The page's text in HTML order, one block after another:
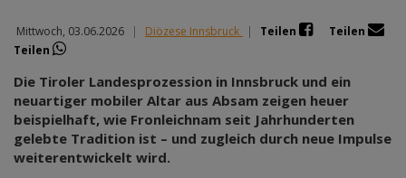
Mittwoch, 03.06.2026 | Diözese Innsbruck | Teilen
Teilen
Teilen
Die Tiroler Landesprozession in Innsbruck und ein
neuartiger mobiler Altar aus Absam zeigen heuer
beispielhaft, wie Fronleichnam seit Jahrhunderten
gelebte Tradition ist – und zugleich durch neue Impulse
weiterentwickelt wird.